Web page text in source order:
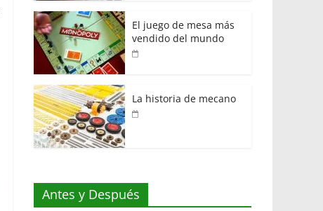
El juego de mesa más
vendido del mundo
La historia de mecano
Antes y Después